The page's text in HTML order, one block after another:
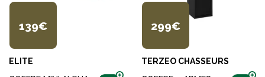
139€
ELITE
299€
TERZEO CHASSEURS